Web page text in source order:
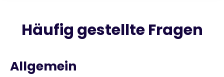
Häufig gestellte Fragen
Allgemein